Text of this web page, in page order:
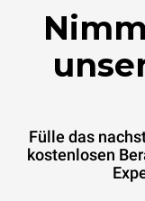
Fülle das
kostenlosen